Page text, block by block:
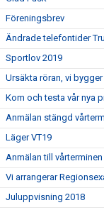
Föreningsbrev
Ändrade telefontider
Sportlov 2019
Ursäkta röran, vi bygger
Kom och testa vår nya
Anmälan stängd
Läger VT19
Anmälan till
Vi arrangerar
Juluppvisning 2018